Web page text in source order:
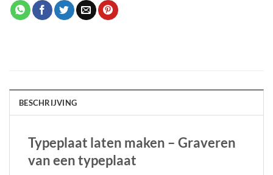
BESCHRIJVING
Typeplaat laten maken – Graveren
van een typeplaat